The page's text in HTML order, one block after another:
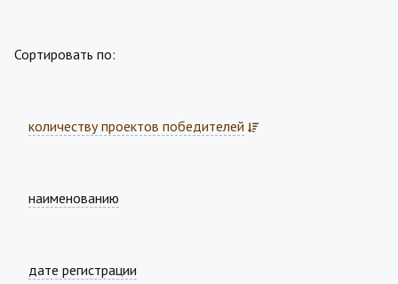
Сортировать по:
количеству проектов победителей
наименованию
дате регистрации